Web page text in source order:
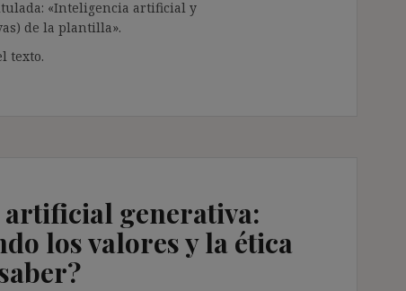
«Inteligencia artificial y
de la plantilla».
texto.
artificial generativa:
los valores y la ética